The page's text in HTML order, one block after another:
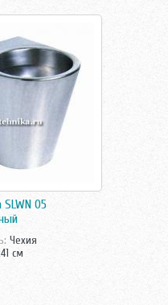
SLWN 05
Чехия
см